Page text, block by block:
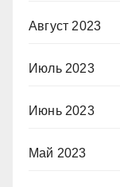
Август 2023
Июль 2023
Июнь 2023
Май 2023